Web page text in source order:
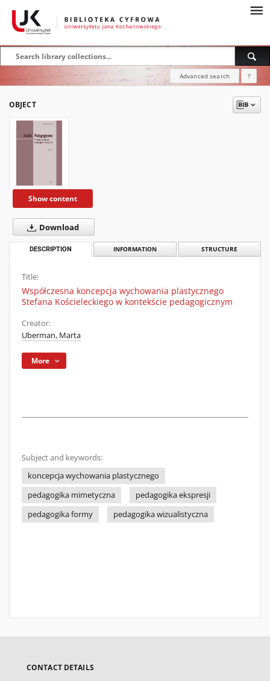
Advanced search ?
OBJECT
Show content
Download
DESCRIPTION INFORMATION STRUCTURE
Title:
Współczesna koncepcja wychowania plastycznego
Stefana Kościeleckiego w kontekście pedagogicznym
Creator:
Uberman, Marta
More
Subject and keywords:
koncepcja wychowania plastycznego
pedagogika mimetyczna
pedagogika ekspresji
pedagogika formy
pedagogika wizualistyczna
CONTACT DETAILS